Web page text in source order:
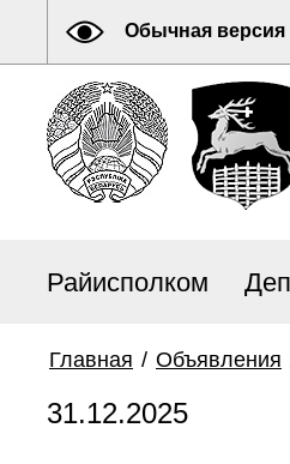
Обычная версия
Райисполком
Главная / Объявления
31.12.2025